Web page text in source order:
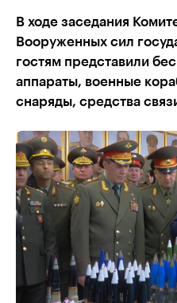
В ходе заседания
Вооруженных сил
гостям представили
аппараты, военные
снаряды, средства